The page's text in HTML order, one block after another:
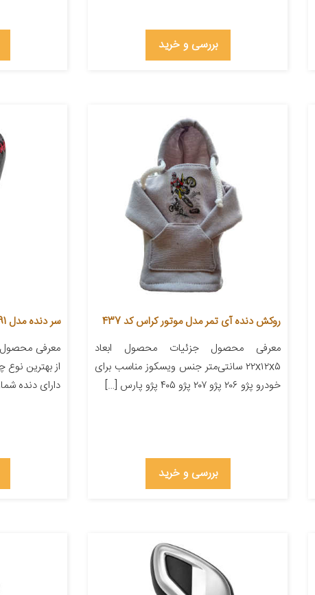
بررسی و خرید
روکش دنده آی تمر مدل موتور کراس کد 437
معرفی محصول جزئیات محصول ابعاد
۲۲x۱۲x۵ سانتی‌متر جنس ویسکوز مناسب برای
خودرو پژو ۲۰۶ پژو ۲۰۷ پژو ۴۰۵ پژو پارس […]
بررسی و خرید
سر دنده مدل 1991
معرفی
از بهترین
دارای دنده